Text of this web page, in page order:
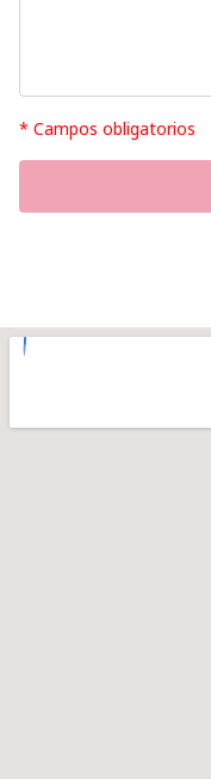
* Campos obligatorios